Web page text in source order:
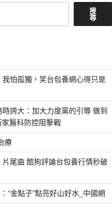
搜
尋
怕孤獨，笑台包養網心得只是
誇大：加大力度黨的引導 做到
家醫科防控阻擊戰
療
尾曲 酷狗評論台包養行情秒破
“金點子”點亮好山好水_中國網